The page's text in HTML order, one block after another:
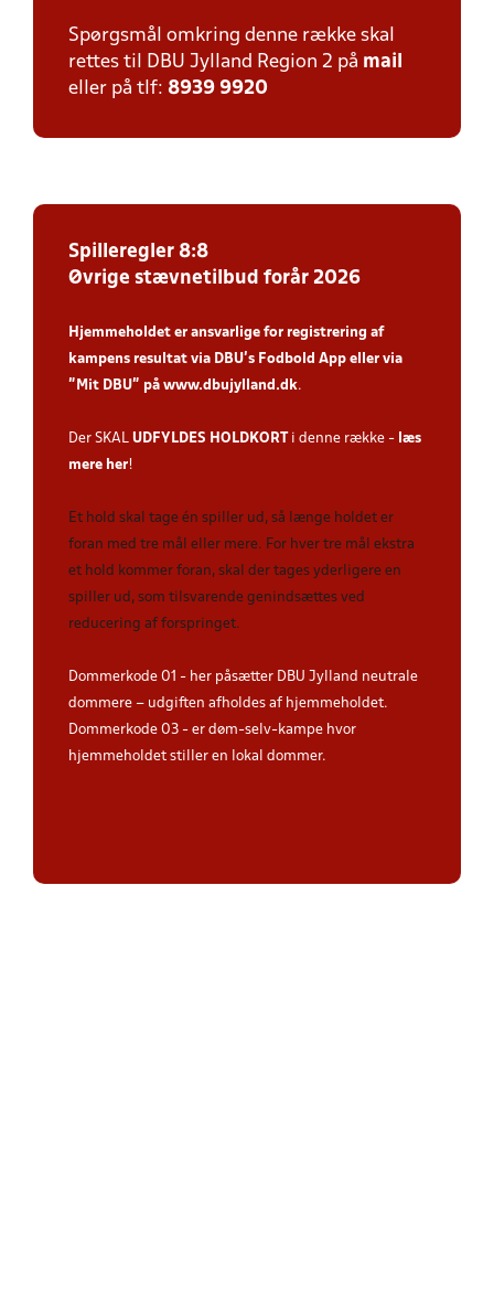
Spørgsmål omkring denne række skal
rettes til DBU Jylland Region 2 på mail
eller på tlf: 8939 9920
Spilleregler 8:8
Øvrige stævnetilbud forår 2026
Hjemmeholdet er ansvarlige for registrering af
kampens resultat via DBU’s Fodbold App eller via
”Mit DBU” på www.dbujylland.dk.
Der SKAL UDFYLDES HOLDKORTi denne række - læs
mere her!
Et hold skal tage én spiller ud, så længe holdet er
foran med tre mål eller mere. For hver tre mål ekstra
et hold kommer foran, skal der tages yderligere en
spiller ud, som tilsvarende genindsættes ved
reducering af forspringet.
Dommerkode 01 - her påsætter DBU Jylland neutrale
dommere – udgiften afholdes af hjemmeholdet.
Dommerkode 03 - er døm-selv-kampe hvor
hjemmeholdet stiller en lokal dommer.